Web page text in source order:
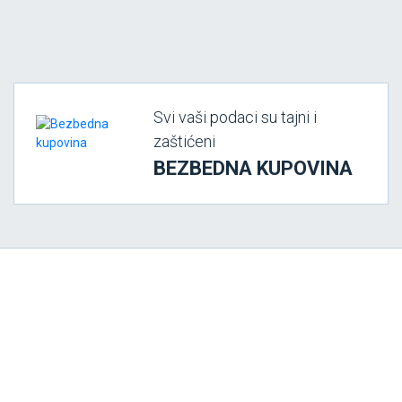
Svi vaši podaci su tajni i
zaštićeni
BEZBEDNA KUPOVINA